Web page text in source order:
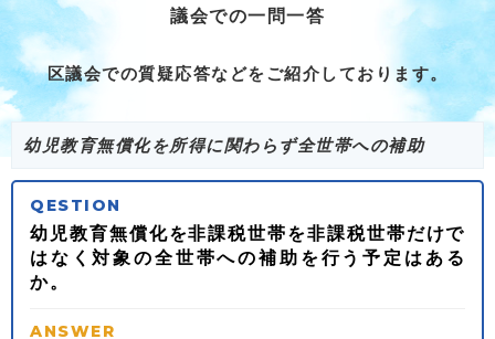
議会での一問一答
区議会での質疑応答などをご紹介しております。
幼児教育無償化を所得に関わらず全世帯への補助
幼児教育無償化を非課税世帯を非課税世帯だけで
はなく対象の全世帯への補助を行う予定はある
か。